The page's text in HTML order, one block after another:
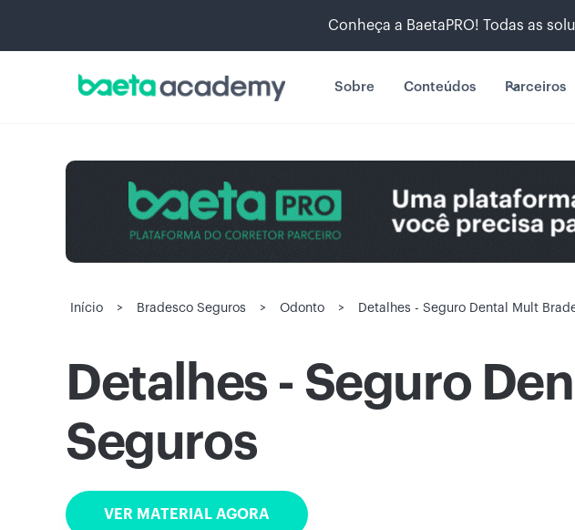
Conheça a BaetaPRO! Todas as
Sobre Conteúdos Parceiros
Início > Bradesco Seguros > Odonto > Detalhes - Seguro Dental Mult
Detalhes - Seguro
Seguros
VER MATERIAL AGORA